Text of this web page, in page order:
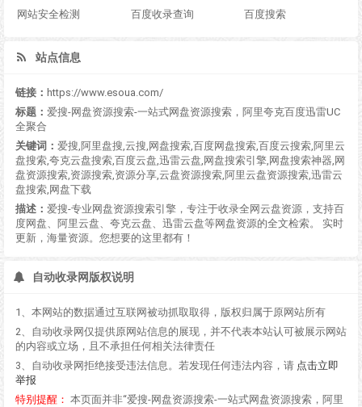
网站安全检测 百度收录查询 百度搜索
站点信息
链接： https://www.esoua.com/
标题： 爱搜-网盘资源搜索-一站式网盘资源搜索，阿里夸克百度迅雷UC
全聚合
关键词： 爱搜,阿里盘搜,云搜,网盘搜索,百度网盘搜索,百度云搜索,阿里云
盘搜索,夸克云盘搜索,百度云盘,迅雷云盘,网盘搜索引擎,网盘搜索神器,网
盘资源搜索,资源搜索,资源分享,云盘资源搜索,阿里云盘资源搜索,迅雷云
盘搜索,网盘下载
描述： 爱搜-专业网盘资源搜索引擎，专注于收录全网云盘资源，支持百
度网盘、阿里云盘、夸克云盘、迅雷云盘等网盘资源的全文检索。 实时
更新，海量资源。您想要的这里都有！
自动收录网版权说明
1、本网站的数据通过互联网被动抓取取得，版权归属于原网站所有
2、自动收录网仅提供原网站信息的展现，并不代表本站认可被展示网站
的内容或立场，且不承担任何相关法律责任
3、自动收录网拒绝接受违法信息。若发现任何违法内容，请 点击立即
举报
特别提醒： 本页面并非“爱搜-网盘资源搜索-一站式网盘资源搜索，阿里